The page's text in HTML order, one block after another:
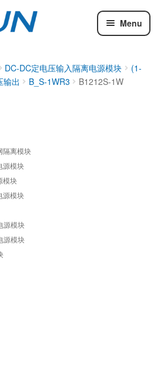
Menu
DC-DC定电压输入隔离电源模块
(1-
输出
B_S-1WR3 B1212S-1W
隔离模块
源模块
模块
源模块
源模块
源模块